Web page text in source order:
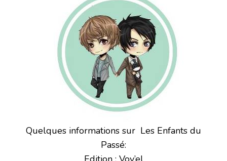
Quelques informations sur Les Enfants du
Passé: